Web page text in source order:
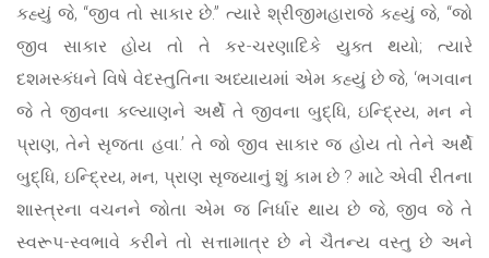
કહ્યું જે, “જીવ તો સાકાર છે.” ત્યારે શ્રીજીમહારાજે કહ્યું જે, “જો
જીવ સાકાર હોય તો તે કર-ચરણાદિકે યુક્ત થયો; ત્યારે
દશમસ્કંધને વિષે વેદસ્તુતિના અધ્યાયમાં એમ કહ્યું છે જે, ‘ભગવાન
જે તે જીવના કલ્યાણને અર્થે તે જીવના બુદ્ધિ, ઇન્દ્રિય, મન ને
પ્રાણ, તેને સૃજતા હવા.’ તે જો જીવ સાકાર જ હોય તો તેને અર્થે
બુદ્ધિ, ઇન્દ્રિય, મન, પ્રાણ સૃજ્યાનું શું કામ છે ? માટે એવી રીતના
શાસ્ત્રના વચનને જોતા એમ જ નિર્ધાર થાય છે જે, જીવ જે તે
સ્વરૂપ-સ્વભાવે કરીને તો સત્તામાત્ર છે ને ચૈતન્ય વસ્તુ છે અને